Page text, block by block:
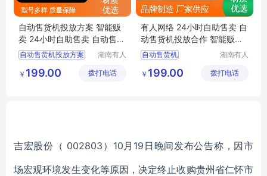
自动售货机投放方案 智能贩
卖 24小时自助售卖 自动售货
机场地投放 智星宝
自动售货机投放方案
牛奶售货机
湖南有人
有限公司
￥ 199.00 拨打电话
有人网络 24小时自助售卖 自
动售货机投放合作 智能贩卖
自动售货机场地投放
自动售货机
售货机投放合作
湖南有人
有限公司
￥ 199.00 拨打电话
吉宏股份（ 002803）10月19日晚间发布公告称 ，因市
场宏观环境发生变化等原因，决定终止收购贵州省仁怀市